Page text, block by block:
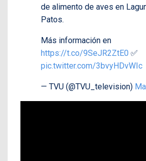
de alimento de aves en
Patos.
Más información en
https://t.co/9SeJR2ZtE0 ✅
pic.twitter.com/3bvyHDvWIc
— TVU (@TVU_television)